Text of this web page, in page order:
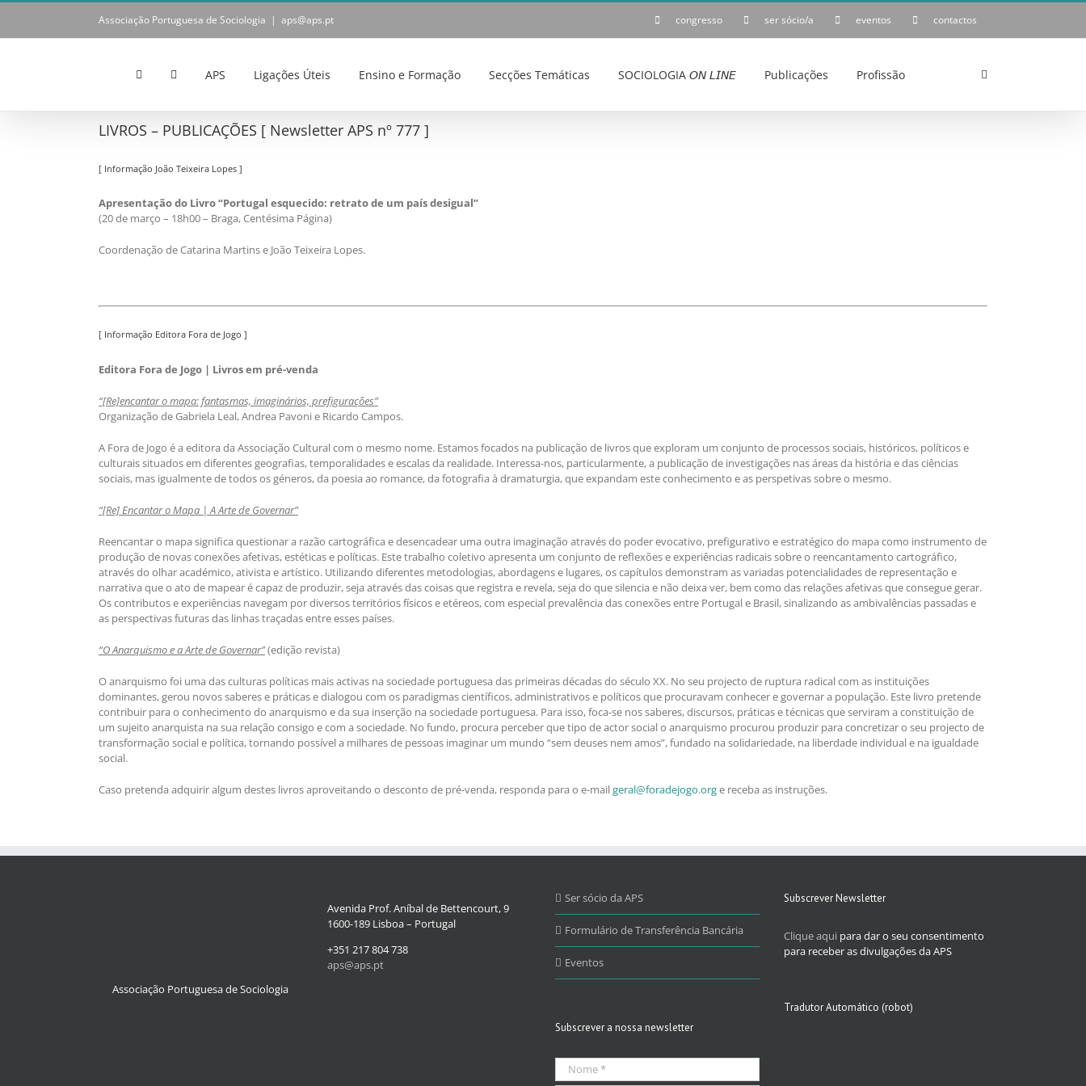
Skip
content
Associação Portuguesa de Sociologia | aps@aps.pt congresso ser sócio/a eventos contactos
APS Ligações Úteis Ensino e Formação Secções Temáticas SOCIOLOGIA 𝘖𝘕 𝘓𝘐𝘕𝘌 Publicações Profissão
LIVROS – PUBLICAÇÕES [ Newsletter APS nº 777 ]
[ Informação João Teixeira Lopes ]
Apresentação do Livro “Portugal esquecido: retrato de um país desigual”
(20 de março – 18h00 – Braga, Centésima Página)
Coordenação de Catarina Martins e João Teixeira Lopes.
[ Informação Editora Fora de Jogo ]
Editora Fora de Jogo | Livros em pré-venda
“[Re]encantar o mapa: fantasmas, imaginários, prefigurações”
Organização de Gabriela Leal, Andrea Pavoni e Ricardo Campos.
A Fora de Jogo é a editora da Associação Cultural com o mesmo nome. Estamos focados na publicação de livros que exploram um conjunto de processos sociais, históricos, políticos e
culturais situados em diferentes geografias, temporalidades e escalas da realidade. Interessa-nos, particularmente, a publicação de investigações nas áreas da história e das ciências
sociais, mas igualmente de todos os géneros, da poesia ao romance, da fotografia à dramaturgia, que expandam este conhecimento e as perspetivas sobre o mesmo.
“[Re] Encantar o Mapa | A Arte de Governar”
Reencantar o mapa significa questionar a razão cartográfica e desencadear uma outra imaginação através do poder evocativo, prefigurativo e estratégico do mapa como instrumento de
produção de novas conexões afetivas, estéticas e políticas. Este trabalho coletivo apresenta um conjunto de reflexões e experiências radicais sobre o reencantamento cartográfico,
através do olhar académico, ativista e artístico. Utilizando diferentes metodologias, abordagens e lugares, os capítulos demonstram as variadas potencialidades de representação e
narrativa que o ato de mapear é capaz de produzir, seja através das coisas que registra e revela, seja do que silencia e não deixa ver, bem como das relações afetivas que consegue gerar.
Os contributos e experiências navegam por diversos territórios físicos e etéreos, com especial prevalência das conexões entre Portugal e Brasil, sinalizando as ambivalências passadas e
as perspectivas futuras das linhas traçadas entre esses países.
“O Anarquismo e a Arte de Governar”(edição revista)
O anarquismo foi uma das culturas políticas mais activas na sociedade portuguesa das primeiras décadas do século XX. No seu projecto de ruptura radical com as instituições
dominantes, gerou novos saberes e práticas e dialogou com os paradigmas científicos, administrativos e políticos que procuravam conhecer e governar a população. Este livro pretende
contribuir para o conhecimento do anarquismo e da sua inserção na sociedade portuguesa. Para isso, foca-se nos saberes, discursos, práticas e técnicas que serviram a constituição de
um sujeito anarquista na sua relação consigo e com a sociedade. No fundo, procura perceber que tipo de actor social o anarquismo procurou produzir para concretizar o seu projecto de
transformação social e política, tornando possível a milhares de pessoas imaginar um mundo “sem deuses nem amos”, fundado na solidariedade, na liberdade individual e na igualdade
social.
Caso pretenda adquirir algum destes livros aproveitando o desconto de pré-venda, responda para o e-mailgeral@foradejogo.orge receba as instruções.
Associação Portuguesa de Sociologia
Avenida Prof. Aníbal de Bettencourt, 9
1600-189 Lisboa – Portugal
+351 217 804 738
aps@aps.pt
Ser sócio da APS
Formulário de Transferência Bancária
Eventos
Subscrever a nossa newsletter
Subscrever Newsletter
Clique aqui para dar o seu consentimento
para receber as divulgações da APS
Tradutor Automático (robot)